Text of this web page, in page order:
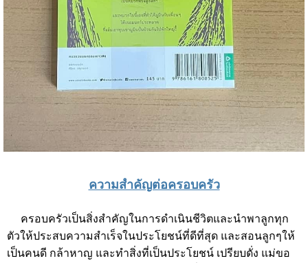
ความสำคัญต่อครอบครัว
ครอบครัวเป็นสิ่งสำคัญในการดำเนินชีวิตและนำพาลูกทุก
ตัวให้ประสบความสำเร็จในประโยชน์ที่ดีที่สุด และสอนลูกๆให้
เป็นคนดี กล้าหาญ และทำสิ่งที่เป็นประโยชน์ เปรียบดั่ง แม่ขอ